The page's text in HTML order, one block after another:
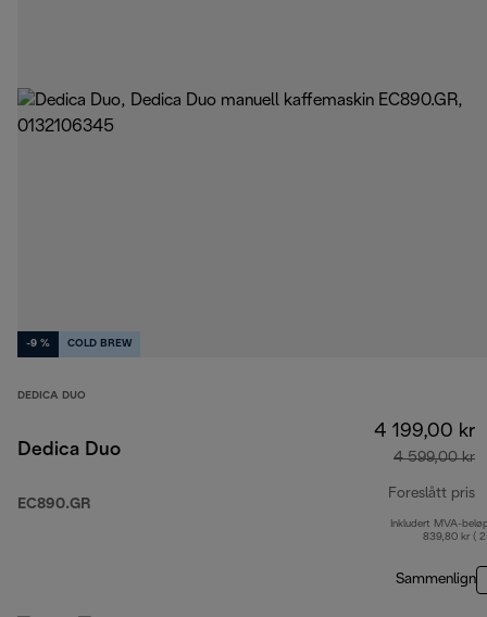
-9 % COLD BREW
DEDICA DUO
Dedica Duo
EC890.GR
4 199,00 kr
4 599,00 kr
Foreslått pris
Inkludert MVA-
839,80 kr (
Sammenlign